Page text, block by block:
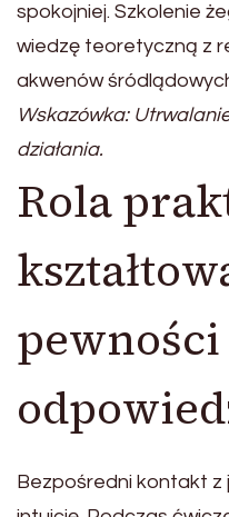
spokojniej. Szkolenie
wiedzę teoretyczną z
akwenów
Wskazówka:
działania.
Rola
Bezpośredni kontakt z